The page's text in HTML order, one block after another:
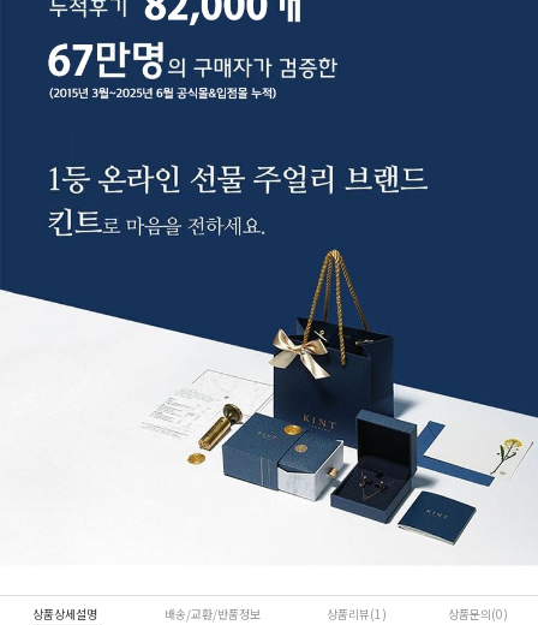
상품상세설명 배송/교환/반품정보 상품리뷰(1) 상품문의(0)